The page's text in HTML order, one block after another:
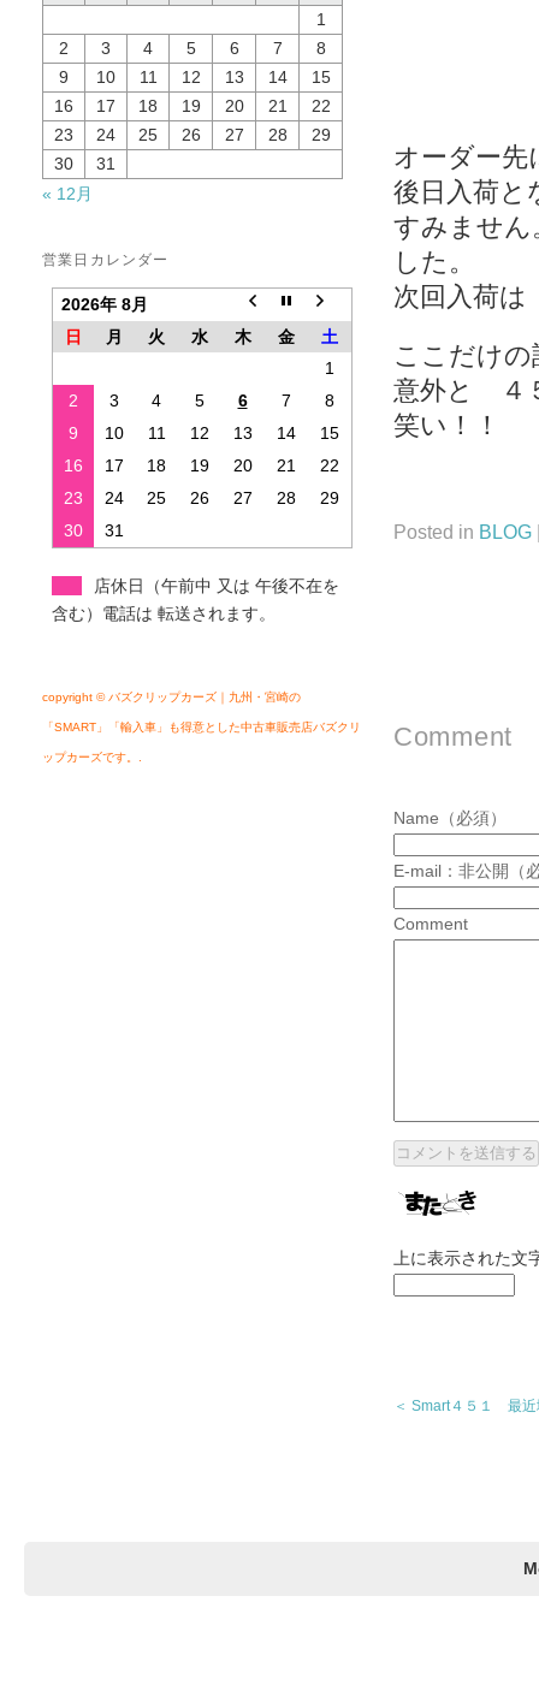
1
2
3 4 5 6 7
8
9
10 11 12 13 14
15
16
17 18 19 20 21
22
23
24 25 26 27 28
29
30
31
« 12月
営業日カレンダー
2026年 8月
日
月 火 水 木 金
土
1
2
3 4 5 6 7
8
9
10 11 12 13 14
15
16
17 18 19 20 21
22
23
24 25 26 27 28
29
30
31
店休日（午前中 又は 午後不在を
含む）電話は 転送されます。
copyright © バズクリップカーズ｜九州・宮崎の
「SMART」「輸入車」も得意とした中古車販売店バズクリ
ップカーズです。.
オーダー
後日入荷と
すみませ
した。
次回入荷
ここだけ
意外と ４
笑い！！
Posted in BLOG
Comment
Name（必須）
E-mail：非公開（
Comment
上に表示された文
＜ Smart４５１ 最近